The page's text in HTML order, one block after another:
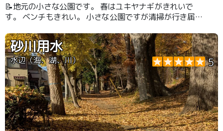
📝地元の小さな公園です。 春はユキヤナギがきれいで
す。 ベンチもきれい。 小さな公園ですが清掃が行き届い
砂川用水
水辺（海、湖、川） 5